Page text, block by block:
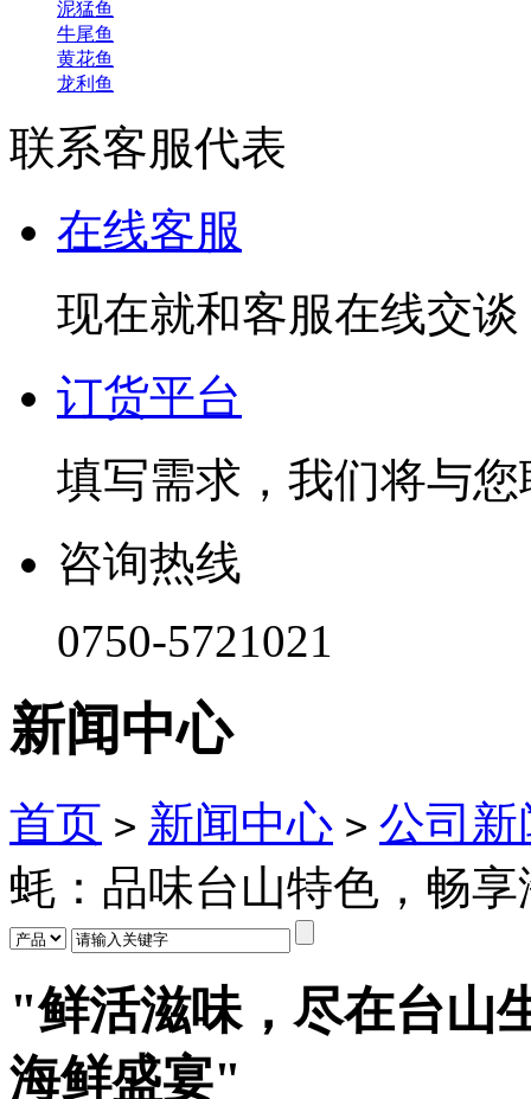
泥猛鱼
牛尾鱼
黄花鱼
龙利鱼
联系客服代表
在线客服
现在就和客服在线交谈
订货平台
填写需求，我们将与您
咨询热线
0750-5721021
新闻中心
首页 > 新闻中心 > 公司新
蚝：品味台山特色，畅
"鲜活滋味，尽在台山
海鲜盛宴"